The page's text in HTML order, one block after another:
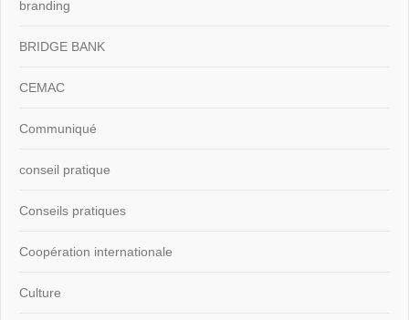
branding
BRIDGE BANK
CEMAC
Communiqué
conseil pratique
Conseils pratiques
Coopération internationale
Culture